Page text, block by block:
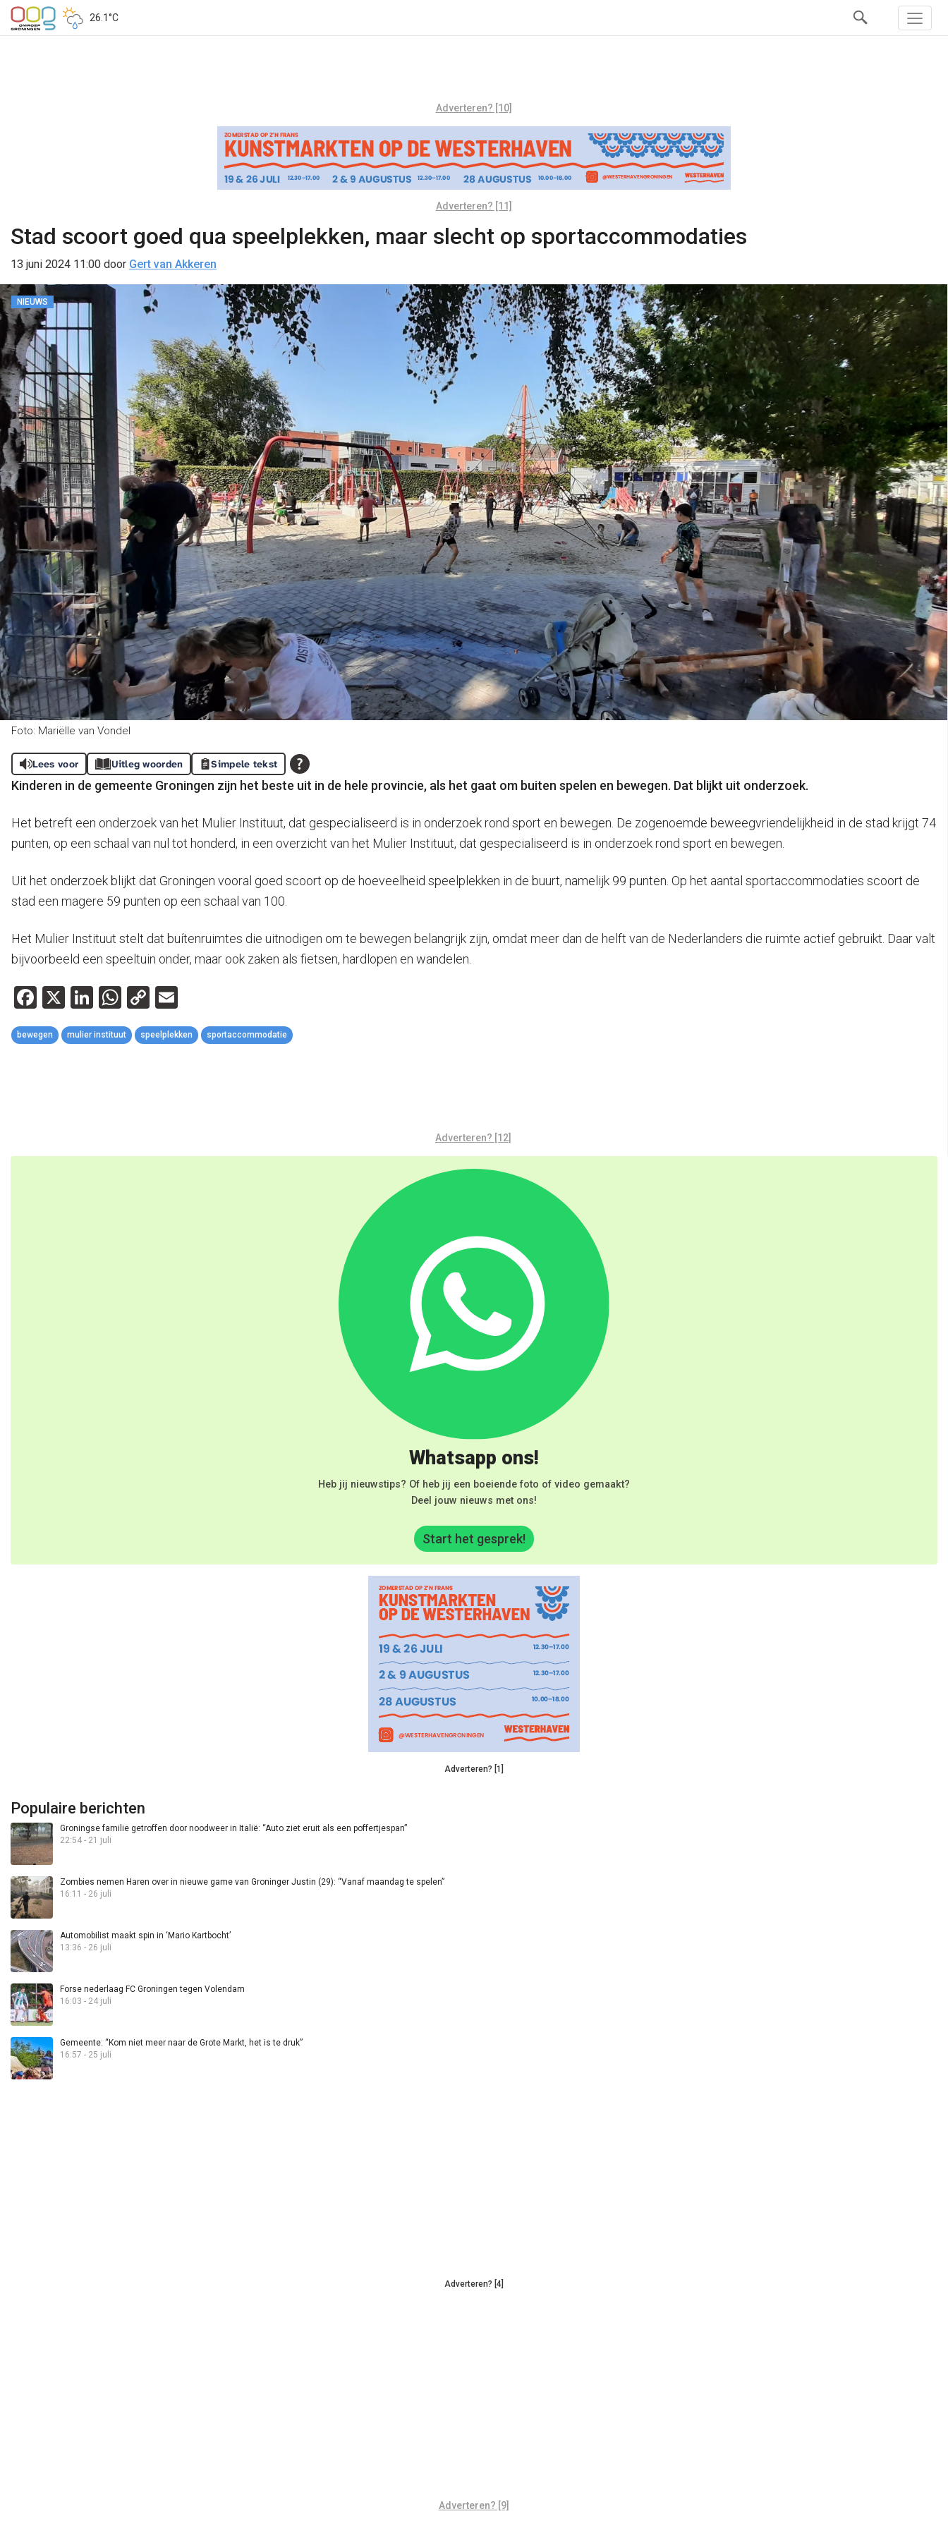
26.1°C
Adverteren? [10]
Adverteren? [11]
Stad scoort goed qua speelplekken, maar slecht op sportaccommodaties
13 juni 2024 11:00 door Gert van Akkeren
NIEUWS
Foto: Mariëlle van Vondel
Lees voor Uitleg woorden Simpele tekst
Kinderen in de gemeente Groningen zijn het beste uit in de hele provincie, als het gaat om buiten spelen en bewegen. Dat blijkt uit onderzoek.
Het betreft een onderzoek van het Mulier Instituut, dat gespecialiseerd is in onderzoek rond sport en bewegen. De zogenoemde beweegvriendelijkheid in de stad krijgt 74
punten, op een schaal van nul tot honderd, in een overzicht van het Mulier Instituut, dat gespecialiseerd is in onderzoek rond sport en bewegen.
Uit het onderzoek blijkt dat Groningen vooral goed scoort op de hoeveelheid speelplekken in de buurt, namelijk 99 punten. Op het aantal sportaccommodaties scoort de
stad een magere 59 punten op een schaal van 100.
Het Mulier Instituut stelt dat buítenruimtes die uitnodigen om te bewegen belangrijk zijn, omdat meer dan de helft van de Nederlanders die ruimte actief gebruikt. Daar valt
bijvoorbeeld een speeltuin onder, maar ook zaken als fietsen, hardlopen en wandelen.
Facebook
X LinkedIn
WhatsApp
Copy
Link
bewegen mulier instituut speelplekken sportaccommodatie
Adverteren? [12]
Whatsapp ons!
Heb jij nieuwstips? Of heb jij een boeiende foto of video gemaakt?
Deel jouw nieuws met ons!
Start het gesprek!
Adverteren? [1]
Populaire berichten
Groningse familie getroffen door noodweer in Italië: “Auto ziet eruit als een poffertjespan”
22:54 - 21 juli
Zombies nemen Haren over in nieuwe game van Groninger Justin (29): “Vanaf maandag te spelen”
16:11 - 26 juli
Automobilist maakt spin in ‘Mario Kartbocht’
13:36 - 26 juli
Forse nederlaag FC Groningen tegen Volendam
16:03 - 24 juli
Gemeente: “Kom niet meer naar de Grote Markt, het is te druk”
16:57 - 25 juli
Adverteren? [4]
Adverteren? [9]